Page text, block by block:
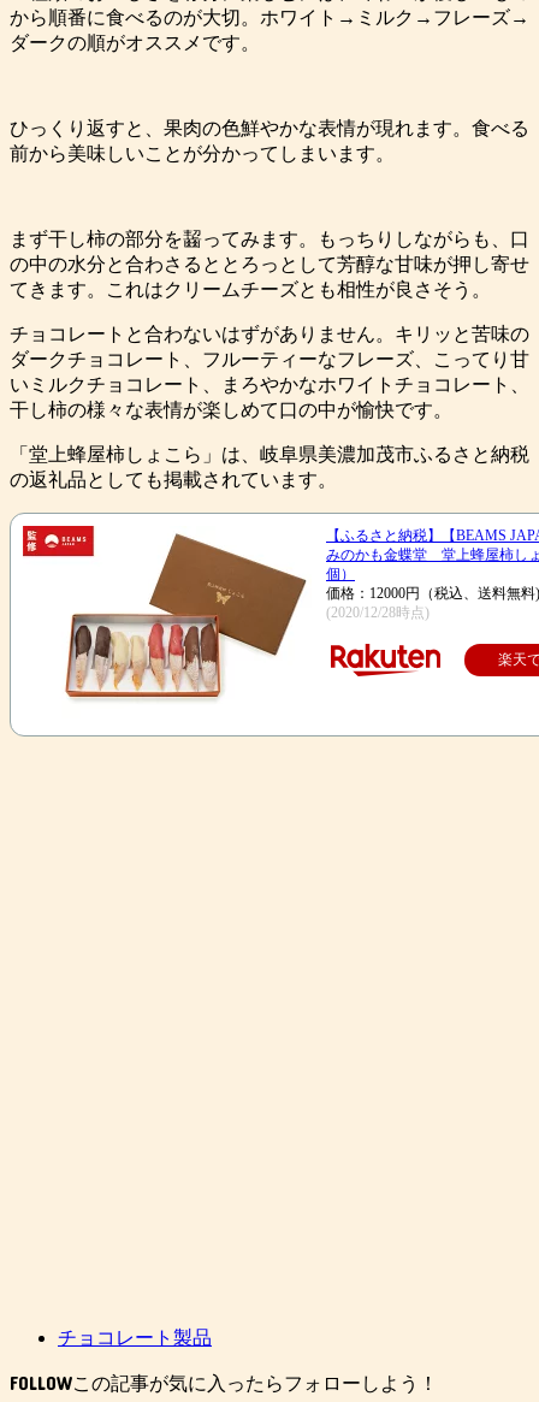
から順番に食べるのが大切。ホワイト→ミルク→フレーズ→
ダークの順がオススメです。
ひっくり返すと、果肉の色鮮やかな表情が現れます。食べる
前から美味しいことが分かってしまいます。
まず干し柿の部分を齧ってみます。もっちりしながらも、口
の中の水分と合わさるととろっとして芳醇な甘味が押し寄せ
てきます。これはクリームチーズとも相性が良さそう。
チョコレートと合わないはずがありません。キリッと苦味の
ダークチョコレート、フルーティーなフレーズ、こってり甘
いミルクチョコレート、まろやかなホワイトチョコレート、
干し柿の様々な表情が楽しめて口の中が愉快です。
「堂上蜂屋柿しょこら」は、岐阜県美濃加茂市ふるさと納税
の返礼品としても掲載されています。
【ふるさと納税】【BEAMS
みのかも金蝶堂 堂上蜂屋柿し
個）
価格：12000円（税込、送料無料)
(2020/12/28時点)
楽天
チョコレート製品
FOLLOW